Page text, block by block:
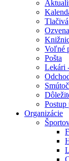
Tlačivá
Voľné
Pošta
Lekári
Postup
Organizácie